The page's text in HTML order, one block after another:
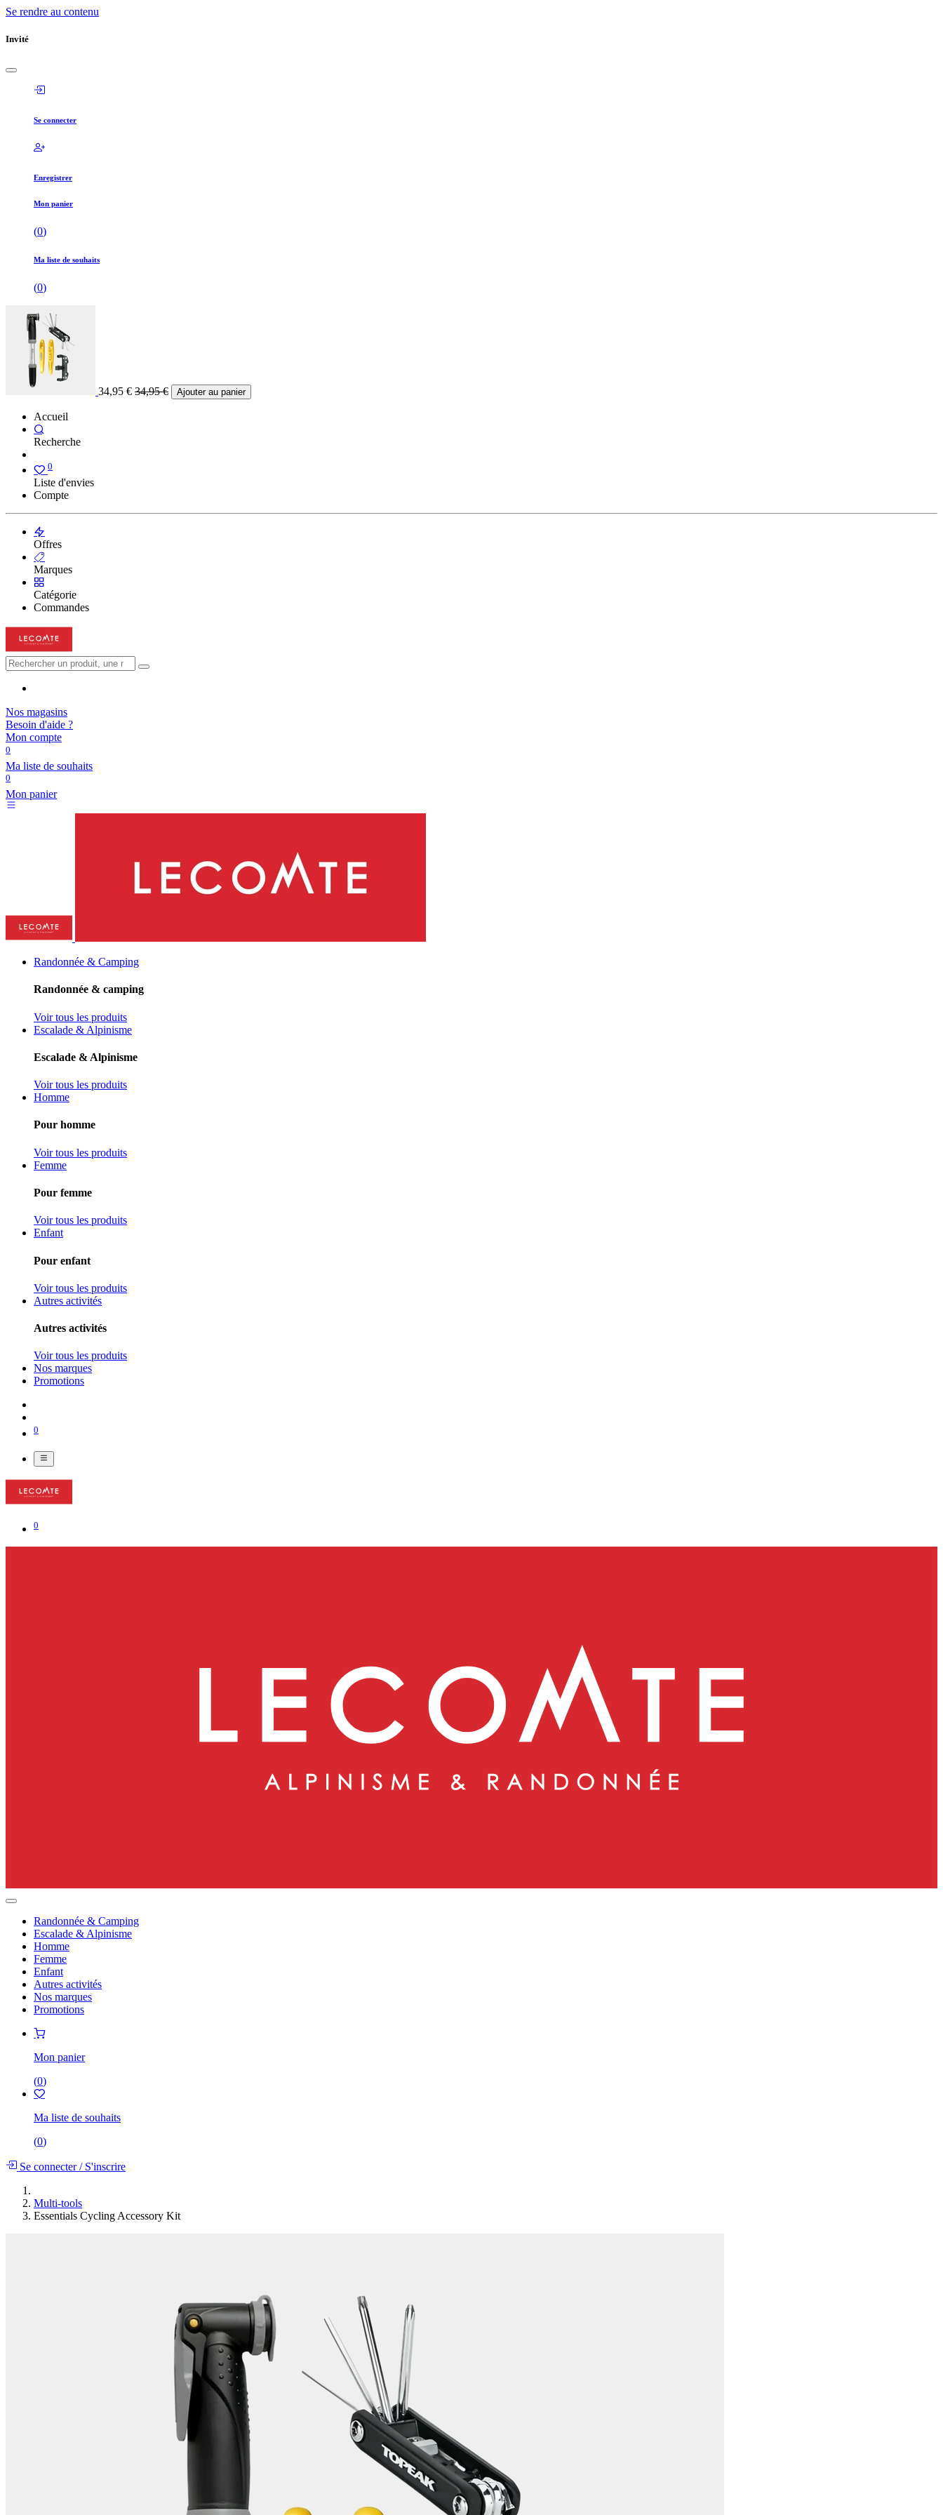
Se rendre au contenu
Invité
Se connecter
Enregistrer
Mon panier
(0)
Ma liste de souhaits
(0)
34,95 € 34,95€ Ajouter au panier
Accueil
Recherche
0
Liste d'envies
Compte
Offres
Marques
Catégorie
Commandes
Nos magasins
Besoin d'aide ?
Mon compte
0
Ma liste de souhaits
0
Mon panier
Randonnée & Camping
Randonnée & camping
Voir tous les produits
Escalade & Alpinisme
Escalade & Alpinisme
Voir tous les produits
Homme
Pour homme
Voir tous les produits
Femme
Pour femme
Voir tous les produits
Enfant
Pour enfant
Voir tous les produits
Autres activités
Autres activités
Voir tous les produits
Nos marques
Promotions
0
0
Randonnée & Camping
Escalade & Alpinisme
Homme
Femme
Enfant
Autres activités
Nos marques
Promotions
Mon panier
(0)
Ma liste de souhaits
(0)
Se connecter/S'inscrire
Multi-tools
Essentials Cycling Accessory Kit